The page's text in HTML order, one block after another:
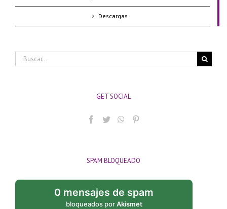
Descargas
Buscar:
GET SOCIAL
SPAM BLOQUEADO
0 mensajes de spam
bloqueados porAkismet